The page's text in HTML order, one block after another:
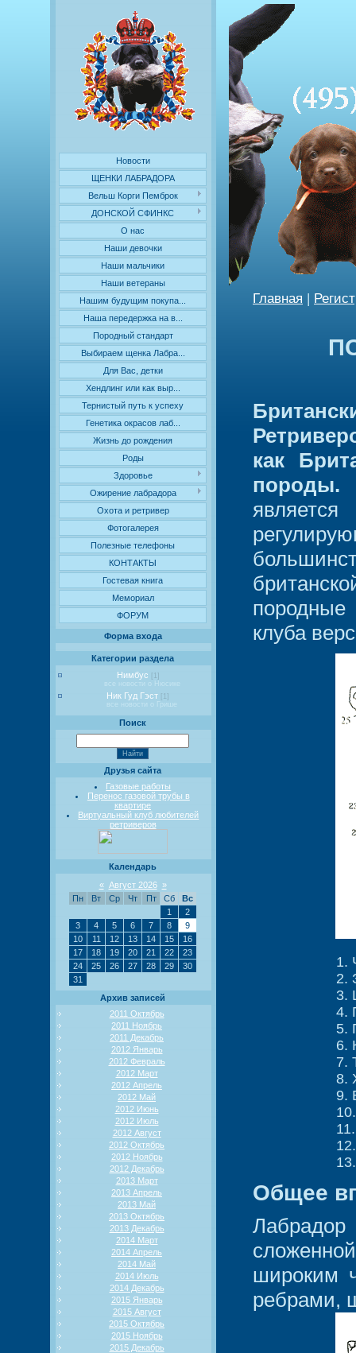
Новости
ЩЕНКИ ЛАБРАДОРА
Вельш Корги Пемброк
ДОНСКОЙ СФИНКС
О нас
Наши девочки
Наши мальчики
Наши ветераны
Нашим будущим покупа...
Наша передержка на в...
Породный стандарт
Выбираем щенка Лабра...
Для Вас, детки
Хендлинг или как выр...
Тернистый путь к успеху
Генетика окрасов лаб...
Жизнь до рождения
Роды
Здоровье
Ожирение лабрадора
Охота и ретривер
Фотогалерея
Полезные телефоны
КОНТАКТЫ
Гостевая книга
Мемориал
ФОРУМ
Форма входа
Категории раздела
Нимбус
все новости о Нюсике
Ник Гуд Гэст
все новости о Грише
Поиск
Друзья сайта
Газовые работы
Перенос газовой трубы в
квартире
Виртуальный клуб любителей
ретриверов
Календарь
« Август 2026 »
Пн
Вт Ср Чт Пт Сб
Вс
1
2
3
4 5 6 7 8
9
10
11 12 13 14 15
16
17
18 19 20 21 22
23
24
25 26 27 28 29
30
31
Архив записей
2011 Октябрь
2011 Ноябрь
2011 Декабрь
2012 Январь
2012 Февраль
2012 Март
2012 Апрель
2012 Май
2012 Июнь
2012 Июль
2012 Август
2012 Октябрь
2012 Ноябрь
2012 Декабрь
2013 Март
2013 Апрель
2013 Май
2013 Октябрь
2013 Декабрь
2014 Март
2014 Апрель
2014 Май
2014 Июль
2014 Декабрь
2015 Январь
2015 Август
2015 Октябрь
2015 Ноябрь
2015 Декабрь
Главная |
как
породы.
породные
клуба
1.
2.
3.
4.
5.
6.
7.
8.
9.
Общее
Лабрадор
широким
ребрами,